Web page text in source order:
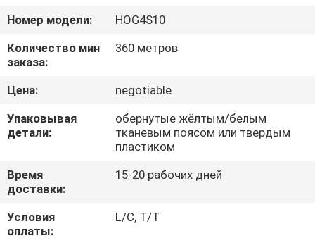
ПУТЕШЕСТВИЕ
ФАБРИКИ
ПРОВЕРКА
КАЧЕСТВА
СВЯЖИТЕСЬ
МЫ
НОВОСТИ
Номер модели:
HOG4S10
Количество мин
заказа:
360 метров
Цена:
negotiable
Упаковывая
детали:
обернутые жёлтым/белым
тканевым поясом или твердым
пластиком
Время
доставки:
15-20 рабочих дней
Условия
оплаты:
L/C, T/T